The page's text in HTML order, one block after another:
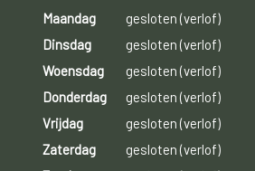
Maandag
gesloten (verlof)
Dinsdag
gesloten (verlof)
Woensdag
gesloten (verlof)
Donderdag
gesloten (verlof)
Vrijdag
gesloten (verlof)
Zaterdag
gesloten (verlof)